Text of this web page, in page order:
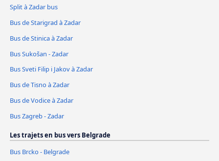
Split à Zadar bus
Bus de Starigrad à Zadar
Bus de Stinica à Zadar
Bus Sukošan - Zadar
Bus Sveti Filip i Jakov à Zadar
Bus de Tisno à Zadar
Bus de Vodice à Zadar
Bus Zagreb - Zadar
Les trajets en bus vers Belgrade
Bus Brcko - Belgrade